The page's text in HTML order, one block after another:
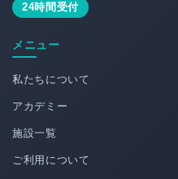
24時間受付
メニュー
私たちについて
アカデミー
施設一覧
ご利用について